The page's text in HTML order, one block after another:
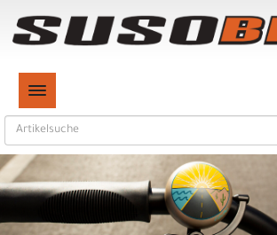
TOGGLE NAVIGATION